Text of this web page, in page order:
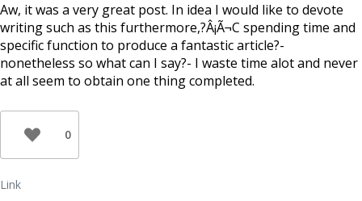
Aw, it was a very great post. In idea I would like to devote
writing such as this furthermore,?Â¡Ã¬C spending time and
specific function to produce a fantastic article?-
nonetheless so what can I say?- I waste time alot and never
at all seem to obtain one thing completed.
0
Link